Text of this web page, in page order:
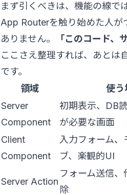
まず引くべきは、機能の線で
App Routerを触り始めた人が
ありません。
「このコード
ここさえ整理すれば、あとは
です。
領域
使う
Server
Component
初期表示、DB
が必要な画面
Client
Component
入力フォーム、
ブ、楽観的UI
Server Action
フォーム送信、
除